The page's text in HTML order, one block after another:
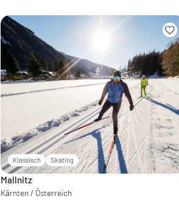
Klassisch Skating
Mallnitz
Kärnten / Österreich